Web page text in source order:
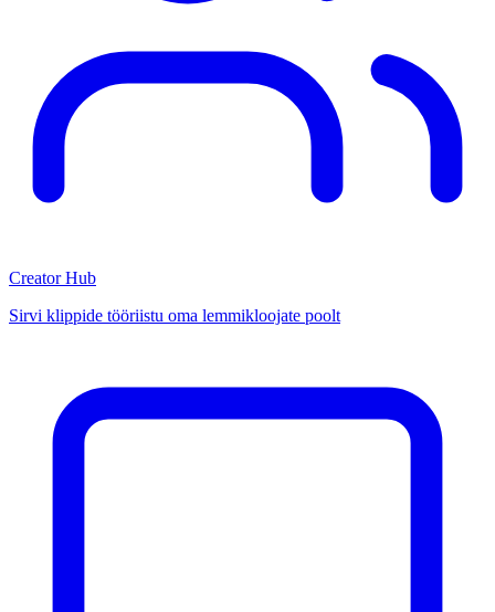
Creator Hub
Sirvi klippide tööriistu oma lemmikloojate poolt